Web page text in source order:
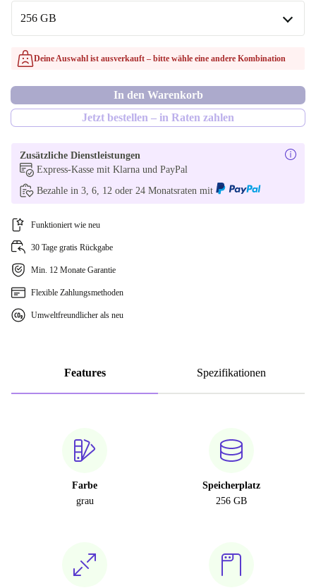
In anderen Kombinationen verfügbar
WiFi, Bluetooth
256 GB
256 GB
128 GB
Deine Auswahl ist ausverkauft – bitte wähle eine andere Kombination
In den Warenkorb
Jetzt bestellen – in Raten zahlen
Zusätzliche Dienstleistungen
Express-Kasse mit Klarna und PayPal
Bezahle in 3, 6, 12 oder 24 Monatsraten mit
Funktioniert wie neu
30 Tage gratis Rückgabe
Min. 12 Monate Garantie
Flexible Zahlungsmethoden
Umweltfreundlicher als neu
Features Spezifikationen
Farbe
grau
Speicherplatz
256 GB